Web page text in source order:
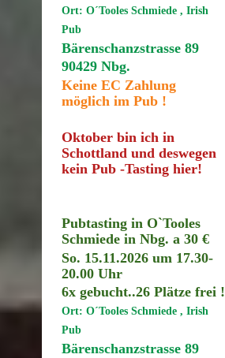
Ort: O´Tooles Schmiede , Irish
Pub
Bärenschanzstrasse 89
90429 Nbg.
Keine EC Zahlung
möglich im Pub !
Oktober bin ich in
Schottland und deswegen
kein Pub -Tasting hier!
Pubtasting in O`Tooles
Schmiede in Nbg. a 30 €
So. 15.11.2026 um 17.30-
20.00 Uhr
6x gebucht..26 Plätze frei !
Ort: O´Tooles Schmiede , Irish
Pub
Bärenschanzstrasse 89